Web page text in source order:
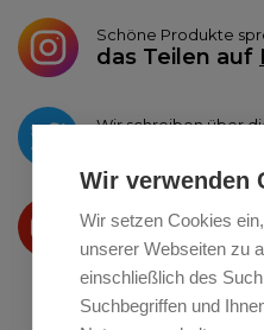
Wir verwenden
Wir setzen Cookies
unserer Webseiten zu
einschließlich des
Suchbegriffen und
Schöne Produkte
das Teilen auf
Wir schreiben über
Wir präsentieren
Youtube